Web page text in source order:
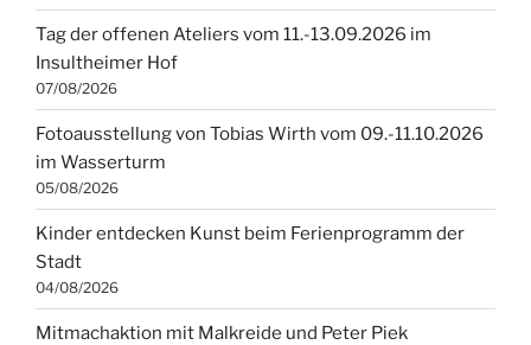
Tag der offenen Ateliers vom 11.-13.09.2026 im
Insultheimer Hof
07/08/2026
Fotoausstellung von Tobias Wirth vom 09.-11.10.2026
im Wasserturm
05/08/2026
Kinder entdecken Kunst beim Ferienprogramm der
Stadt
04/08/2026
Mitmachaktion mit Malkreide und Peter Piek